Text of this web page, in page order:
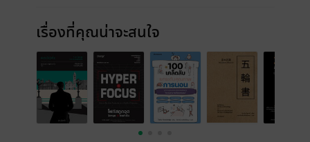
เรื่องที่คุณน่าจะสนใจ